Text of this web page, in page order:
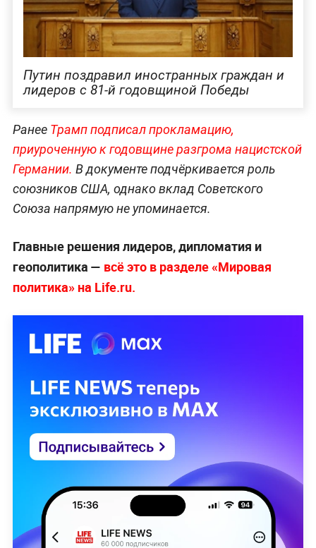
Путин поздравил иностранных граждан и
лидеров с 81-й годовщиной Победы
Ранее Трамп подписал прокламацию,
приуроченную к годовщине разгрома нацистской
Германии. В документе подчёркивается роль
союзников США, однако вклад Советского
Союза напрямую не упоминается.
Главные решения лидеров, дипломатия и
геополитика — всё это в разделе «Мировая
политика» на Life.ru.